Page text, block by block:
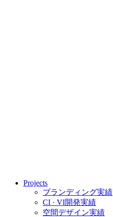
Projects
ブランディング実績
CI · VI開発実績
空間デザイン実績